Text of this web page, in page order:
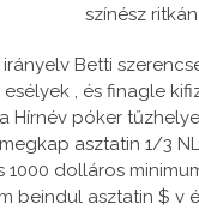
színész
Betti
, és finagle
Hírnév póker
asztatin 1/3
dolláros
beindul asztatin $